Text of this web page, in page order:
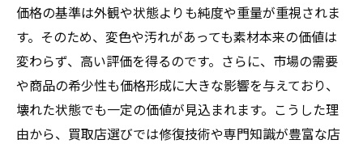
価格の基準は外観や状態よりも純度や重量が重視されま
す。そのため、変色や汚れがあっても素材本来の価値は
変わらず、高い評価を得るのです。さらに、市場の需要
や商品の希少性も価格形成に大きな影響を与えており、
壊れた状態でも一定の価値が見込まれます。こうした理
由から、買取店選びでは修復技術や専門知識が豊富な店